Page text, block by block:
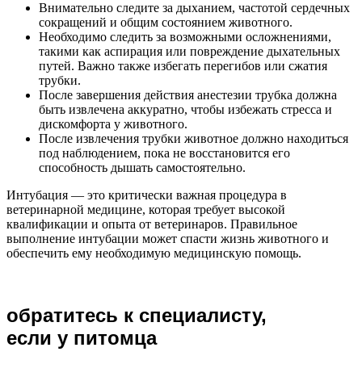
Внимательно следите за дыханием, частотой сердечных
сокращений и общим состоянием животного.
Необходимо следить за возможными осложнениями,
такими как аспирация или повреждение дыхательных
путей. Важно также избегать перегибов или сжатия
трубки.
После завершения действия анестезии трубка должна
быть извлечена аккуратно, чтобы избежать стресса и
дискомфорта у животного.
После извлечения трубки животное должно находиться
под наблюдением, пока не восстановится его
способность дышать самостоятельно.
Интубация — это критически важная процедура в
ветеринарной медицине, которая требует высокой
квалификации и опыта от ветеринаров. Правильное
выполнение интубации может спасти жизнь животного и
обеспечить ему необходимую медицинскую помощь.
обратитесь к специалисту,
если у питомца